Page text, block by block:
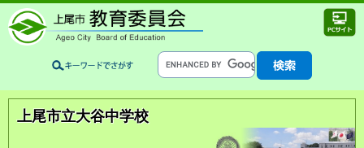
上尾市立大谷中学校